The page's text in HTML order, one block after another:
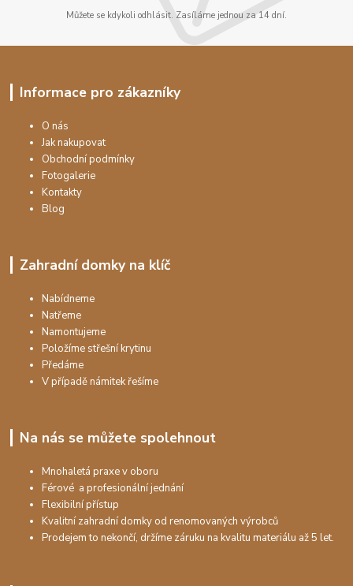
Můžete se kdykoli odhlásit. Zasíláme jednou za 14 dní.
Informace pro zákazníky
O nás
Jak nakupovat
Obchodní podmínky
Fotogalerie
Kontakty
Blog
Zahradní domky na klíč
Nabídneme
Natřeme
Namontujeme
Položíme střešní krytinu
Předáme
V případě námitek řešíme
Na nás se můžete spolehnout
Mnohaletá praxe v oboru
Férové a profesionální jednání
Flexibilní přístup
Kvalitní zahradní domky od renomovaných výrobců
Prodejem to nekončí, držíme záruku na kvalitu materiálu až 5 let.